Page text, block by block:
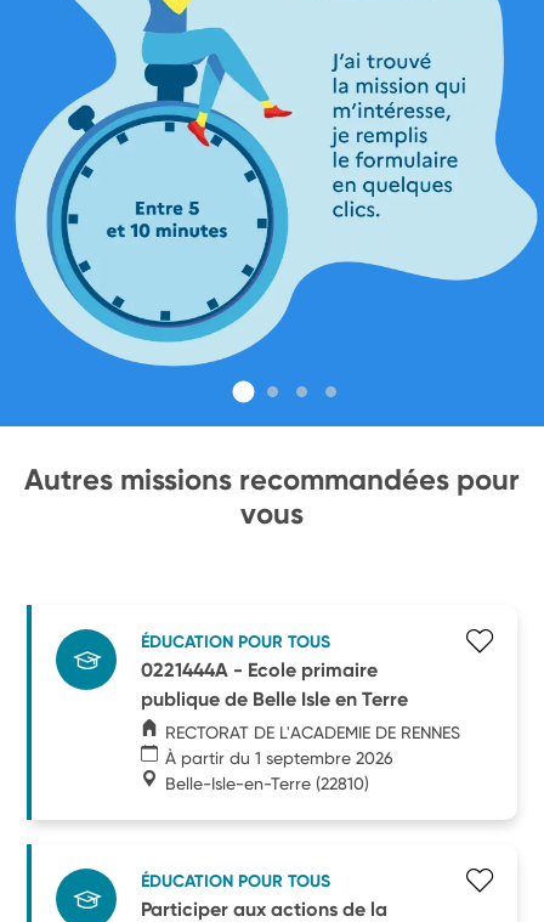
Autres missions recommandées pour
vous
ÉDUCATION POUR TOUS
0221444A - Ecole primaire
publique de Belle Isle en Terre
RECTORAT DE L'ACADEMIE DE RENNES
À partir du 1 septembre 2026
Belle-Isle-en-Terre (22810)
ÉDUCATION POUR TOUS
Participer aux actions de la